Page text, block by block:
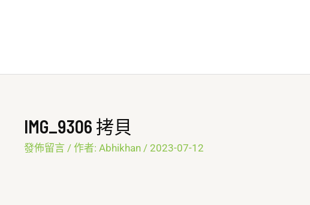
IMG_9306 拷貝
發佈留言 / 作者:Abhikhan /2023-07-12